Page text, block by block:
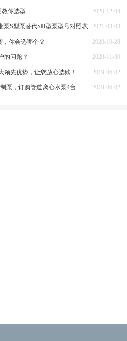
你选型 2020-12-04
泵S型泵替代SH型泵型号对照表 2021-03-03
你会选哪个？ 2020-10-28
的问题？ 2020-11-30
先优势，让您放心选购！ 2019-06-02
泵，订购管道离心水泵4台 2019-06-02